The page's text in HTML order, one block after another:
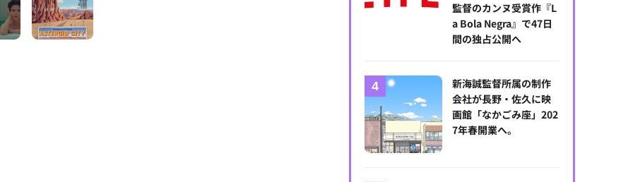
©2023 FOCUS FEATURES, LLC.
『アステロイド・シティ』
監督のカンヌ受賞作『L
a Bola Negra』で47日
間の独占公開へ
新海誠監督所属の制作
会社が長野・佐久に映
画館「なかごみ座」202
7年春開業へ。